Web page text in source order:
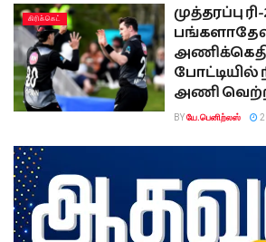
கிரிக்கெட்
முத்தரப்பு
போட்டியில்
அணி
BYயே.பெனிற்லஸ்